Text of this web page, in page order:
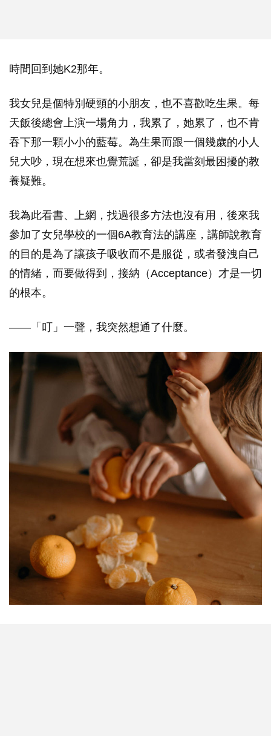
時間回到她K2那年。
我女兒是個特別硬頸的小朋友，也不喜歡吃生果。每
天飯後總會上演一場角力，我累了，她累了，也不肯
吞下那一顆小小的藍莓。為生果而跟一個幾歲的小人
兒大吵，現在想來也覺荒誕，卻是我當刻最困擾的教
養疑難。
我為此看書、上網，找過很多方法也沒有用，後來我
參加了女兒學校的一個6A教育法的講座，講師說教育
的目的是為了讓孩子吸收而不是服從，或者發洩自己
的情緒，而要做得到，接納（Acceptance）才是一切
的根本。
——「叮」一聲，我突然想通了什麼。